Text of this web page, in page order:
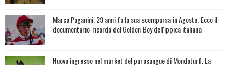
Marco Paganini, 29 anni fa la sua scomparsa in Agosto. Ecco il
documentario-ricordo del Golden Boy dell'ippica italiana
Nuovo ingresso nel market del purosangue di Mondoturf. La